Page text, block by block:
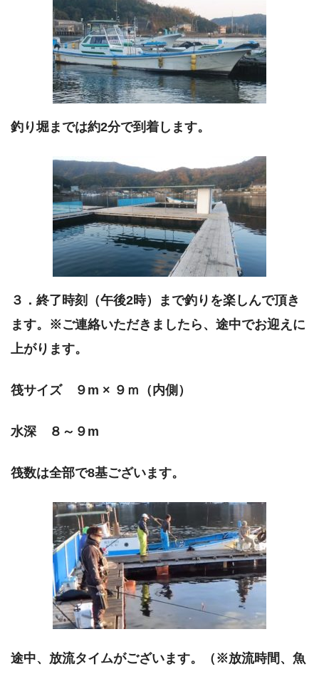
釣り堀までは約2分で到着します。
３．終了時刻（午後2時）まで釣りを楽しんで頂き
ます。 ※ご連絡いただきましたら、途中でお迎えに
上がります。
筏サイズ ９m × ９ｍ（内側）
水深 ８～９m
筏数は全部で8基ございます。
途中、放流タイムがございます。（※放流時間、魚